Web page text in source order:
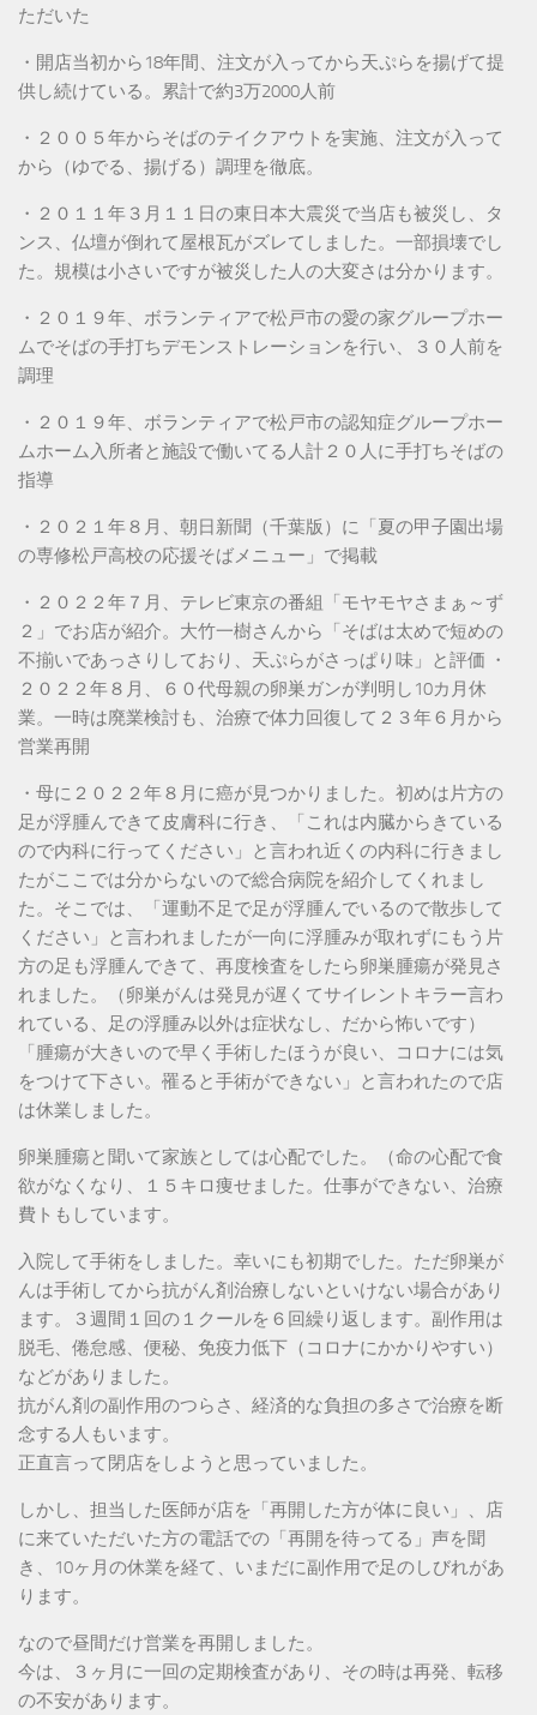
ただいた
・開店当初から18年間、注文が入ってから天ぷらを揚げて提
供し続けている。累計で約3万2000人前
・２００５年からそばのテイクアウトを実施、注文が入って
から（ゆでる、揚げる）調理を徹底。
・２０１１年３月１１日の東日本大震災で当店も被災し、タ
ンス、仏壇が倒れて屋根瓦がズレてしました。一部損壊でし
た。規模は小さいですが被災した人の大変さは分かります。
・２０１９年、ボランティアで松戸市の愛の家グループホー
ムでそばの手打ちデモンストレーションを行い、３０人前を
調理
・２０１９年、ボランティアで松戸市の認知症グループホー
ムホーム入所者と施設で働いてる人計２０人に手打ちそばの
指導
・２０２１年８月、朝日新聞（千葉版）に「夏の甲子園出場
の専修松戸高校の応援そばメニュー」で掲載
・２０２２年７月、テレビ東京の番組「モヤモヤさまぁ～ず
２」でお店が紹介。大竹一樹さんから「そばは太めで短めの
不揃いであっさりしており、天ぷらがさっぱり味」と評価 ・
２０２２年８月、６０代母親の卵巣ガンが判明し10カ月休
業。一時は廃業検討も、治療で体力回復して２３年６月から
営業再開
・母に２０２２年８月に癌が見つかりました。初めは片方の
足が浮腫んできて皮膚科に行き、「これは内臓からきている
ので内科に行ってください」と言われ近くの内科に行きまし
たがここでは分からないので総合病院を紹介してくれまし
た。そこでは、「運動不足で足が浮腫んでいるので散歩して
ください」と言われましたが一向に浮腫みが取れずにもう片
方の足も浮腫んできて、再度検査をしたら卵巣腫瘍が発見さ
れました。（卵巣がんは発見が遅くてサイレントキラー言わ
れている、足の浮腫み以外は症状なし、だから怖いです）
「腫瘍が大きいので早く手術したほうが良い、コロナには気
をつけて下さい。罹ると手術ができない」と言われたので店
は休業しました。
卵巣腫瘍と聞いて家族としては心配でした。（命の心配で食
欲がなくなり、１５キロ痩せました。仕事ができない、治療
費トもしています。
入院して手術をしました。幸いにも初期でした。ただ卵巣が
んは手術してから抗がん剤治療しないといけない場合があり
ます。３週間１回の１クールを６回繰り返します。副作用は
脱毛、倦怠感、便秘、免疫力低下（コロナにかかりやすい）
などがありました。
抗がん剤の副作用のつらさ、経済的な負担の多さで治療を断
念する人もいます。
正直言って閉店をしようと思っていました。
しかし、担当した医師が店を「再開した方が体に良い」、店
に来ていただいた方の電話での「再開を待ってる」声を聞
き、10ヶ月の休業を経て、いまだに副作用で足のしびれがあ
ります。
なので昼間だけ営業を再開しました。
今は、３ヶ月に一回の定期検査があり、その時は再発、転移
の不安があります。